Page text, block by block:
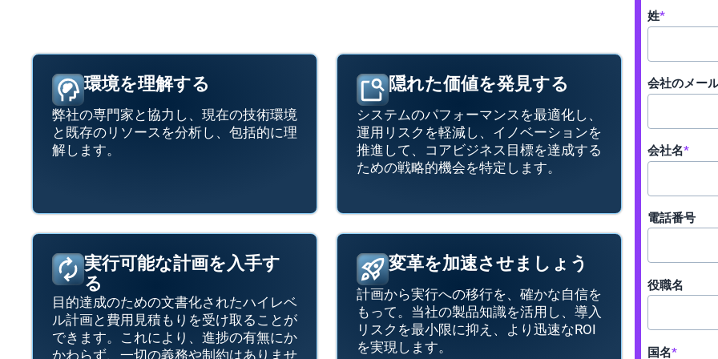
環境を理解する
弊社の専門家と協力し、現在の技術環境
と既存のリソースを分析し、包括的に理
解します。
隠れた価値を発見する
システムのパフォーマンスを最適化し、
運用リスクを軽減し、イノベーションを
推進して、コアビジネス目標を達成する
ための戦略的機会を特定します。
実行可能な計画を入手す
る
目的達成のための文書化されたハイレベ
ル計画と費用見積もりを受け取ることが
できます。これにより、進捗の有無にか
かわらず、一切の義務や制約はありませ
変革を加速させましょう
計画から実行への移行を、確かな自信を
もって。当社の製品知識を活用し、導入
リスクを最小限に抑え、より迅速なROI
を実現します。
*
姓
会社のメー
*
会社名
電話番号
役職名
*
国名